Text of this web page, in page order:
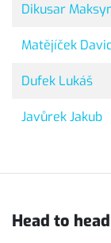
Dikusar
Matějíček
Dufek Lukáš
Javůrek Jakub
Head to head